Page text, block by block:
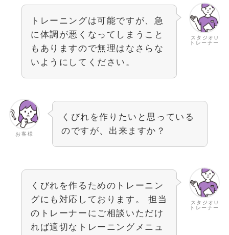
スタジオU
トレーナー
トレーニングは可能ですが、急
に体調が悪くなってしまうこと
もありますので無理はなさらな
いようにしてください。
お客様
くびれを作りたいと思っている
のですが、出来ますか？
スタジオU
トレーナー
くびれを作るためのトレーニン
グにも対応しております。 担当
のトレーナーにご相談いただけ
れば適切なトレーニングメニュ